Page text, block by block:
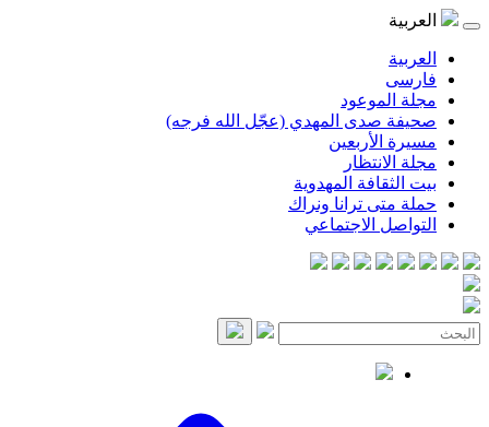
العربية
العربية
فارسی
مجلة الموعود
صحيفة صدى المهدي (عجّل الله فرجه)
مسيرة الأربعين
مجلة الانتظار
بيت الثقافة المهدوية
حملة متى ترانا ونراك
التواصل الاجتماعي